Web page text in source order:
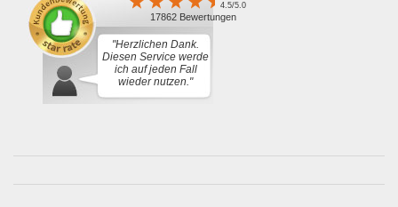
4.5/5.0
17862 Bewertungen
"Herzlichen Dank.
Diesen Service werde
ich auf jeden Fall
wieder nutzen."